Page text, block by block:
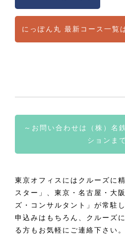
にっぽん丸 最新コース一覧
～お問い合わせは（株）名
ションま
東京オフィスにはクルーズに
スター」、東京・名古屋・大
ズ・コンサルタント」が常駐
申込みはもちろん、クルーズ
る方もお気軽にご連絡下さい。